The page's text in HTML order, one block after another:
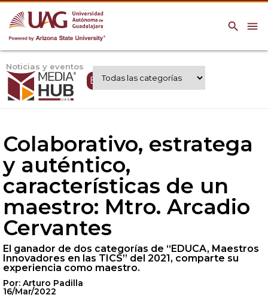
menu
search
Noticias y eventos
Expertos UAG
Colaborativo, estratega
y auténtico,
características de un
maestro: Mtro. Arcadio
Cervantes
El ganador de dos categorías de “EDUCA, Maestros
Innovadores en las TICS” del 2021, comparte su
experiencia como maestro.
Por: Arturo Padilla
16/Mar/2022